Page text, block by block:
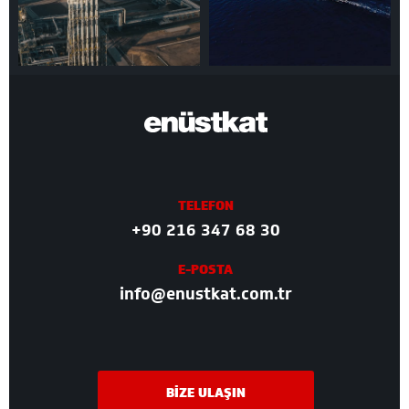
TELEFON
+90 216 347 68 30
E-POSTA
info@enustkat.com.tr
BİZE ULAŞIN